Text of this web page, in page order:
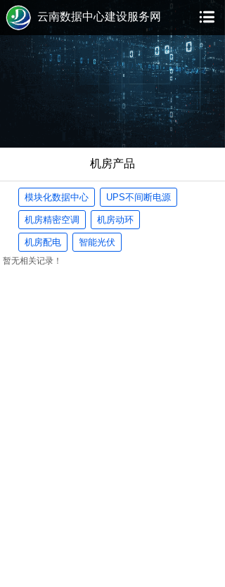
机房产品
模块化数据中心 UPS不间断电源
机房精密空调 机房动环
机房配电 智能光伏
暂无相关记录！
云南数据中心建设服务网